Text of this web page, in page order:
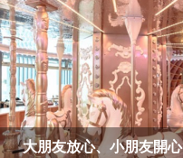
大朋友放心、小朋友開